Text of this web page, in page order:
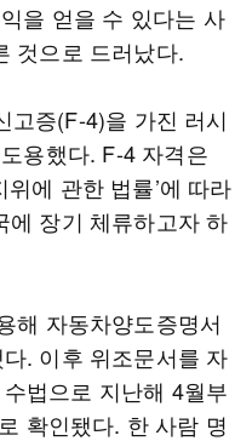
을 얻을 수 있다는 사
것으로 드러났다.
고증(F-4)을 가진 러시
용했다. F-4 자격은
에 관한 법률’에 따라
에 장기 체류하고자 하
해 자동차양도증명서
. 이후 위조문서를 자
법으로 지난해 4월부
확인됐다. 한 사람 명